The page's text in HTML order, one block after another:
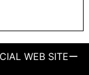
WEB SITEー